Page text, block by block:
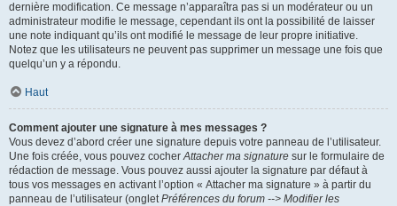
dernière modification. Ce message n’apparaîtra pas si un modérateur ou un
administrateur modifie le message, cependant ils ont la possibilité de laisser
une note indiquant qu’ils ont modifié le message de leur propre initiative.
Notez que les utilisateurs ne peuvent pas supprimer un message une fois que
quelqu’un y a répondu.
Haut
Comment ajouter une signature à mes messages ?
Vous devez d’abord créer une signature depuis votre panneau de l’utilisateur.
Une fois créée, vous pouvez cocherAttacher ma signature sur le formulaire de
rédaction de message. Vous pouvez aussi ajouter la signature par défaut à
tous vos messages en activant l’option « Attacher ma signature » à partir du
panneau de l’utilisateur (ongletPréférences du forum --> Modifier les